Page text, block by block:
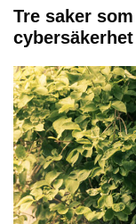
Tre saker